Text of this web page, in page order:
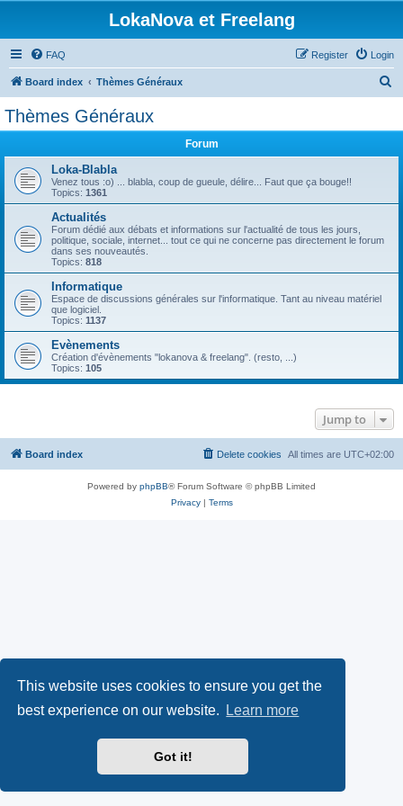
This website uses cookies to ensure you get the
best experience on our website.
Learn more
Got it!
LokaNova et Freelang
FAQ Login
Register
Board index Thèmes Généraux
Thèmes Généraux
Forum
Loka-Blabla
Venez tous :o) ... blabla, coup de gueule, délire... Faut que ça bouge!!
Topics: 1361
Actualités
Forum dédié aux débats et informations sur l'actualité de tous les jours,
politique, sociale, internet... tout ce qui ne concerne pas directement le forum
dans ses nouveautés.
Topics: 818
Informatique
Espace de discussions générales sur l'informatique. Tant au niveau matériel
que logiciel.
Topics: 1137
Evènements
Création d'évènements "lokanova & freelang". (resto, ...)
Topics: 105
Jump to
Board index All times are UTC+02:00
Delete cookies
Powered by phpBB® Forum Software © phpBB Limited
Privacy| Terms